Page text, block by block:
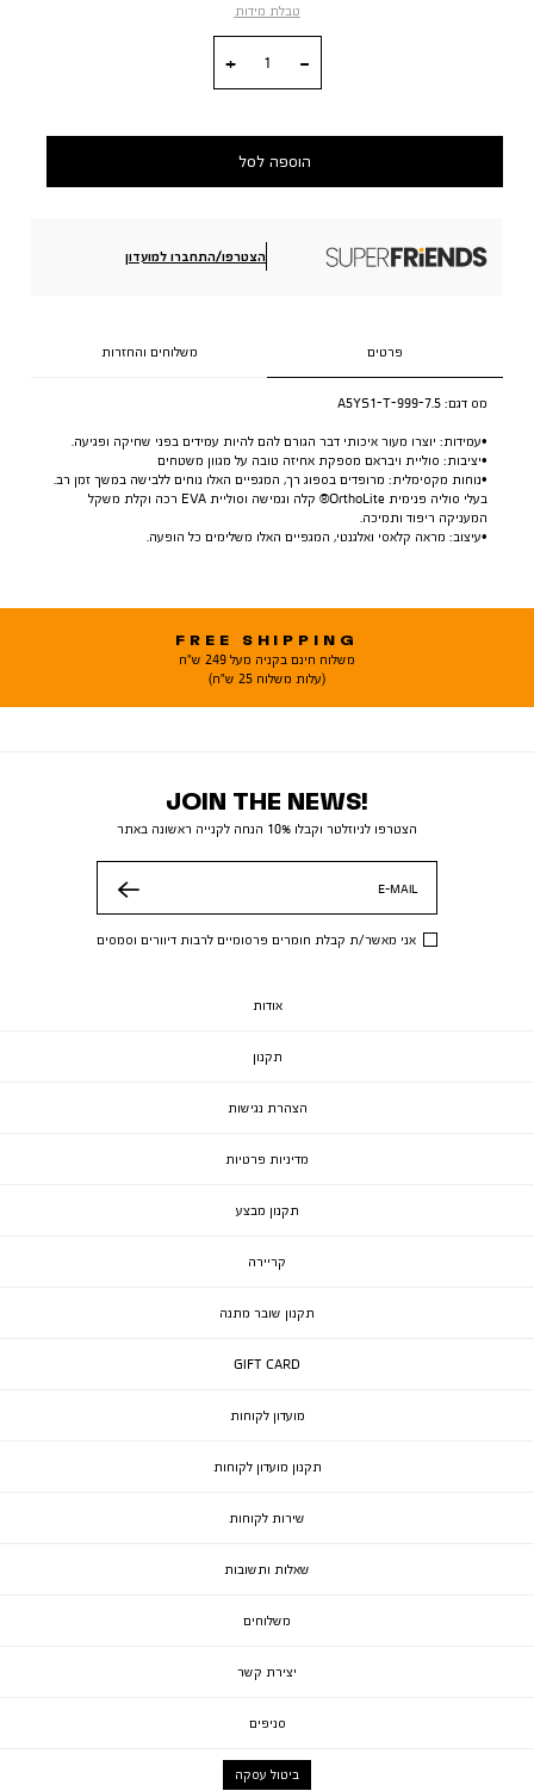
טבלת מידות
הוספה לסל
הצטרפו/התחברו למועדון
פרטים משלוחים והחזרות
מס דגם: A5YS1-T-999-7.5
•עמידות: יוצרו מעור איכותי דבר הגורם להם להיות עמידים בפני שחיקה ופגיעה.
•יציבות: סוליית ויבראם מספקת אחיזה טובה על מגוון משטחים
•נוחות מקסימלית: מרופדים בספוג רך, המגפיים האלו נוחים ללבישה במשך זמן רב.
בעלי סוליה פנימית OrthoLite® קלה וגמישה וסוליית EVA רכה וקלת משקל
המעניקה ריפוד ותמיכה.
•עיצוב: מראה קלאסי ואלגנטי, המגפיים האלו משלימים כל הופעה.
FREE SHIPPING
משלוח חינם בקניה מעל 249 ש"ח
(עלות משלוח 25 ש"ח)
JOIN THE NEWS!
הצטרפו לניוזלטר וקבלו 10% הנחה לקנייה ראשונה באתר
E-MAIL
אני מאשר/ת קבלת חומרים פרסומיים לרבות דיוורים וסמסים
אודות
תקנון
הצהרת נגישות
מדיניות פרטיות
תקנון מבצע
קריירה
תקנון שובר מתנה
GIFT CARD
מועדון לקוחות
תקנון מועדון לקוחות
שירות לקוחות
שאלות ותשובות
משלוחים
יצירת קשר
סניפים
ביטול עסקה